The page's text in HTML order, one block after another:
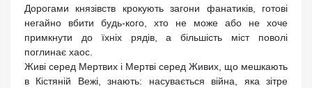
Дорогами князівств крокують загони фанатиків, готові
негайно вбити будь-кого, хто не може або не хоче
примкнути до їхніх рядів, а більшість міст поволі
поглинає хаос.
Живі серед Мертвих і Мертві серед Живих, що мешкають
в Кістяній Вежі, знають: насувається війна, яка зітре